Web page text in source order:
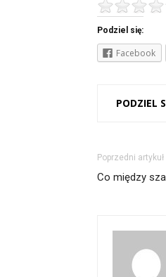
Podziel się:
Facebook
PODZIEL
Poprzedni artykuł
Co między